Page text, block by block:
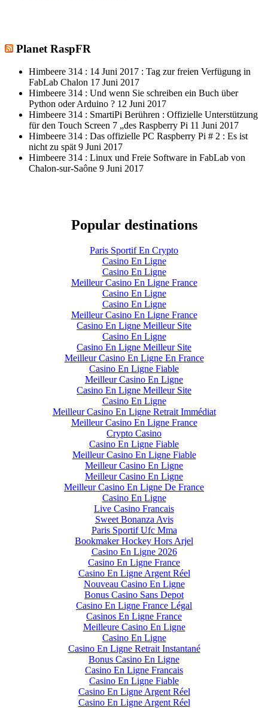
Planet RaspFR
Himbeere 314 : 14 Juni 2017 : Tag zur freien Verfügung in
FabLab Chalon 17 Juni 2017
Himbeere 314 : Und wenn Sie schreiben ein Buch über
Python oder Arduino ? 12 Juni 2017
Himbeere 314 : SmartiPi Berühren : Offizielle Unterstützung
für den Touch Screen 7 „des Raspberry Pi 11 Juni 2017
Himbeere 314 : Das offizielle PC Raspberry Pi # 2 : Es ist
nicht zu spät9 Juni 2017
Himbeere 314 : Linux und Freie Software in FabLab von
Chalon-sur-Saône 9 Juni 2017
Popular destinations
Paris Sportif En Crypto
Casino En Ligne
Casino En Ligne
Meilleur Casino En Ligne France
Casino En Ligne
Casino En Ligne
Meilleur Casino En Ligne France
Casino En Ligne Meilleur Site
Casino En Ligne
Casino En Ligne Meilleur Site
Meilleur Casino En Ligne En France
Casino En Ligne Fiable
Meilleur Casino En Ligne
Casino En Ligne Meilleur Site
Casino En Ligne
Meilleur Casino En Ligne Retrait Immédiat
Meilleur Casino En Ligne France
Crypto Casino
Casino En Ligne Fiable
Meilleur Casino En Ligne Fiable
Meilleur Casino En Ligne
Meilleur Casino En Ligne
Meilleur Casino En Ligne De France
Casino En Ligne
Live Casino Francais
Sweet Bonanza Avis
Paris Sportif Ufc Mma
Bookmaker Hockey Hors Arjel
Casino En Ligne 2026
Casino En Ligne France
Casino En Ligne Argent Réel
Nouveau Casino En Ligne
Bonus Casino Sans Depot
Casino En Ligne France Légal
Casinos En Ligne France
Meilleure Casino En Ligne
Casino En Ligne
Casino En Ligne Retrait Instantané
Bonus Casino En Ligne
Casino En Ligne Francais
Casino En Ligne Fiable
Casino En Ligne Argent Réel
Casino En Ligne Argent Réel